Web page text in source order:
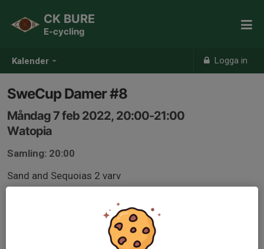
Kalender Logga in
CK BURE
E-cycling
SweCup Damer #8
Måndag 7 feb 2022, 20:00-21:00
Watopia
Samling: 20:00
Sand and Sequoias 2 varv
www.zwift.com/events/view/2490517?
eventSecret=886e1f4f47754d48cad8